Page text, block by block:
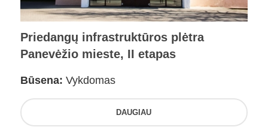
Priedangų infrastruktūros plėtra
Panevėžio mieste, II etapas
Būsena: Vykdomas
DAUGIAU